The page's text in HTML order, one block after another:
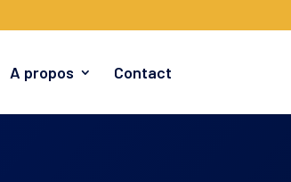
A propos Contact